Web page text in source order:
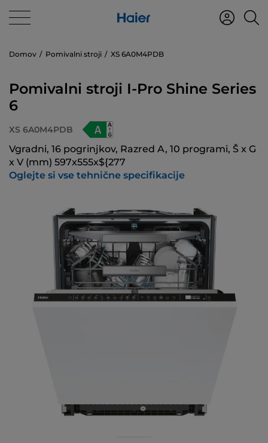
Domov Pomivalni stroji XS 6A0M4PDB
Pomivalni stroji I-Pro Shine Series
6
XS 6A0M4PDB
Vgradni, 16 pogrinjkov, Razred A, 10 programi, Š x G
x V (mm) 597x555x${277
Oglejte si vse tehnične specifikacije